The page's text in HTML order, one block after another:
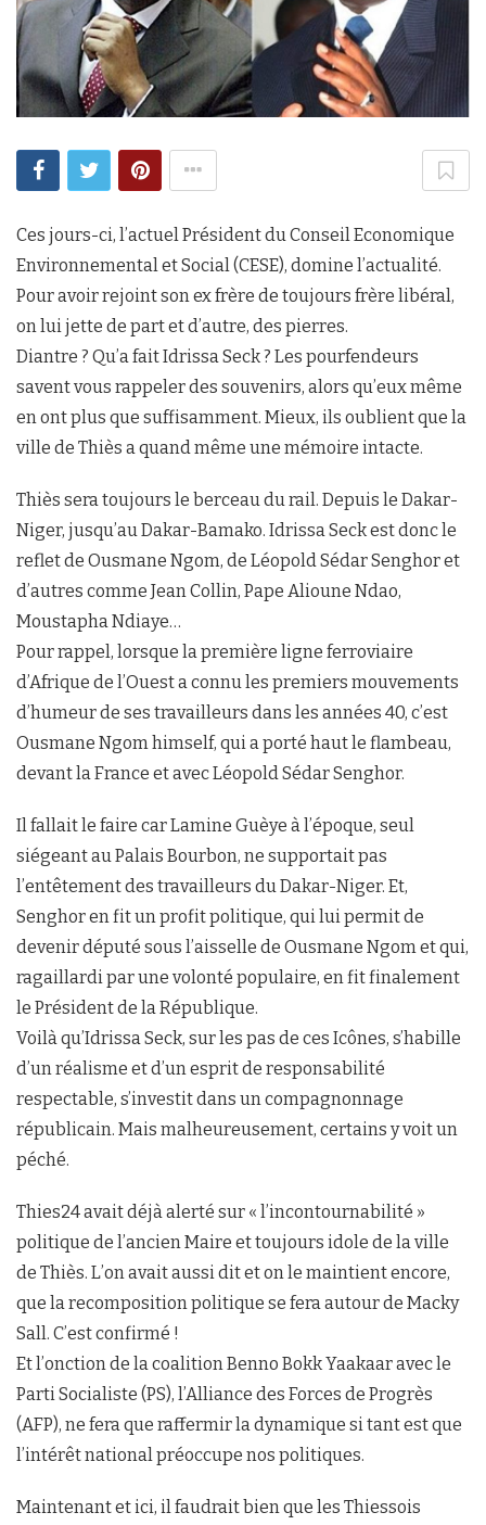
Ces jours-ci, l’actuel Président du Conseil Economique
Environnemental et Social (CESE), domine l’actualité.
Pour avoir rejoint son ex frère de toujours frère libéral,
on lui jette de part et d’autre, des pierres.
Diantre ? Qu’a fait Idrissa Seck ? Les pourfendeurs
savent vous rappeler des souvenirs, alors qu’eux même
en ont plus que suffisamment. Mieux, ils oublient que la
ville de Thiès a quand même une mémoire intacte.
Thiès sera toujours le berceau du rail. Depuis le Dakar-
Niger, jusqu’au Dakar-Bamako. Idrissa Seck est donc le
reflet de Ousmane Ngom, de Léopold Sédar Senghor et
d’autres comme Jean Collin, Pape Alioune Ndao,
Moustapha Ndiaye…
Pour rappel, lorsque la première ligne ferroviaire
d’Afrique de l’Ouest a connu les premiers mouvements
d’humeur de ses travailleurs dans les années 40, c’est
Ousmane Ngom himself, qui a porté haut le flambeau,
devant la France et avec Léopold Sédar Senghor.
Il fallait le faire car Lamine Guèye à l’époque, seul
siégeant au Palais Bourbon, ne supportait pas
l’entêtement des travailleurs du Dakar-Niger. Et,
Senghor en fit un profit politique, qui lui permit de
devenir député sous l’aisselle de Ousmane Ngom et qui,
ragaillardi par une volonté populaire, en fit finalement
le Président de la République.
Voilà qu’Idrissa Seck, sur les pas de ces Icônes, s’habille
d’un réalisme et d’un esprit de responsabilité
respectable, s’investit dans un compagnonnage
républicain. Mais malheureusement, certains y voit un
péché.
Thies24 avait déjà alerté sur « l’incontournabilité »
politique de l’ancien Maire et toujours idole de la ville
de Thiès. L’on avait aussi dit et on le maintient encore,
que la recomposition politique se fera autour de Macky
Sall. C’est confirmé !
Et l’onction de la coalition Benno Bokk Yaakaar avec le
Parti Socialiste (PS), l’Alliance des Forces de Progrès
(AFP), ne fera que raffermir la dynamique si tant est que
l’intérêt national préoccupe nos politiques.
Maintenant et ici, il faudrait bien que les Thiessois